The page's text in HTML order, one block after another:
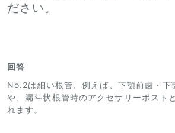
ださい。
回答
No.2は細い根管、例えば、下顎前歯・下
や、漏斗状根管時のアクセサリーポスト
れます。